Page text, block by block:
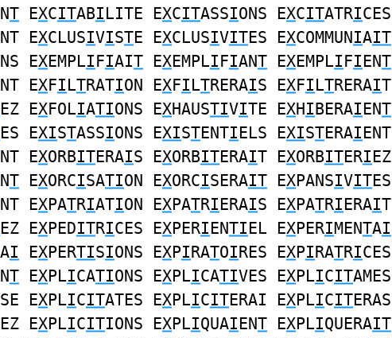
T EXCITABILITE EXCITASSIONS EXCITATRICES
EXCLUSIVISTE EXCLUSIVITES EXCOMMUNIAIT
EXEMPLIFIAIT EXEMPLIFIANT EXEMPLIFIENT
EXFILTRATION EXFILTRERAIS EXFILTRERAIT
EZ EXFOLIATIONS EXHAUSTIVITE EXHIBERAIENT
ES EXISTASSIONS EXISTENTIELS EXISTERAIENT
EXORBITERAIS EXORBITERAIT EXORBITERIEZ
T EXORCISATION EXORCISERAIT EXPANSIVITES
EXPATRIATION EXPATRIERAIS EXPATRIERAIT
EZ EXPEDITRICES EXPERIENTIEL EXPERIMENTAI
I EXPERTISIONS EXPIRATOIRES EXPIRATRICES
T EXPLICATIONS EXPLICATIVES EXPLICITAMES
EXPLICITATES EXPLICITERAI EXPLICITERAS
EXPLICITIONS EXPLIQUAIENT EXPLIQUERAIT